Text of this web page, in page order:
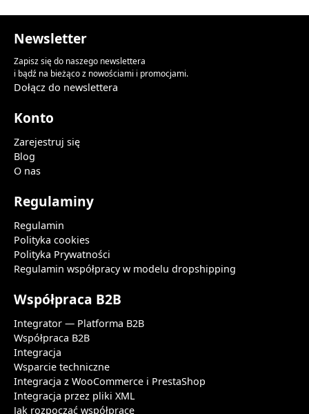
Newsletter
Zapisz się do naszego newslettera
i bądź na bieżąco z nowościami i promocjami.
Dołącz do newslettera
Konto
Zarejestruj się
Blog
O nas
Regulaminy
Regulamin
Polityka cookies
Polityka Prywatności
Regulamin współpracy w modelu dropshipping
Współpraca B2B
Integrator — Platforma B2B
Współpraca B2B
Integracja
Wsparcie techniczne
Integracja z WooCommerce i PrestaShop
Integracja przez pliki XML
Jak rozpocząć współpracę